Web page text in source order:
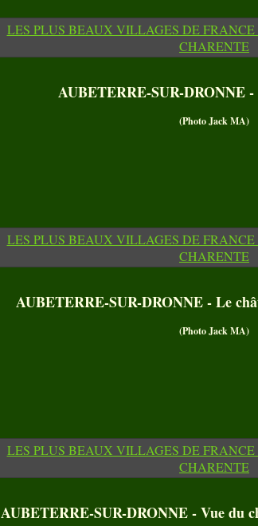
AUBETERRE-SUR-DRONNE
(Photo Jack MA)
AUBETERRE-SUR-DRONNE - Le
(Photo Jack MA)
AUBETERRE-SUR-DRONNE - Vue du